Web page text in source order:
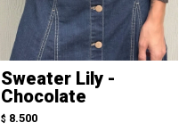
Sweater Lily -
Chocolate
$ 8.500